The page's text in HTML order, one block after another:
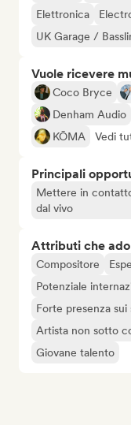
Elettronica
UK Garage /
Vuole ricevere
Coco Bryce
Denham Audio
KŌMA
Vedi
Principali
Mettere in
dal vivo
Attributi che
Compositore
Potenziale
Forte presenza sui
Artista non sotto
Giovane talento